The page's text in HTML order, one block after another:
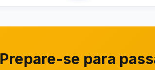
Prepare-se para